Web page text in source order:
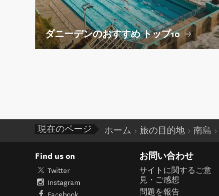
ダニーデンのおすすめ トップ10
現在のページ ホーム 旅の目的地 南島
Find us on
Twitter
Instagram
お問い合わせ
サイトに関するご意
見・ご感想
問題を報告